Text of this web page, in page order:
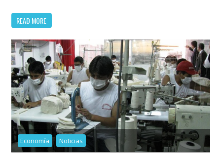
READ MORE
Economía Noticias